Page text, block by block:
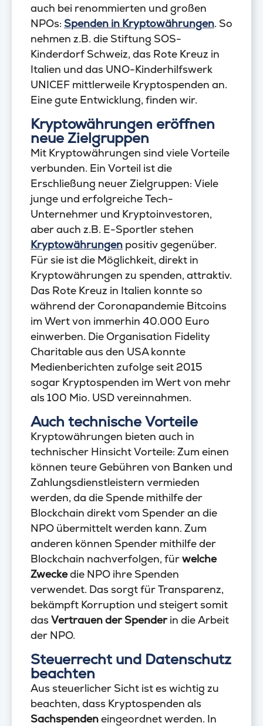
auch bei renommierten und großen
NPOs: Spenden in Kryptowährungen. So
nehmen z.B. die Stiftung SOS-
Kinderdorf Schweiz, das Rote Kreuz in
Italien und das UNO-Kinderhilfswerk
UNICEF mittlerweile Kryptospenden an.
Eine gute Entwicklung, finden wir.
Kryptowährungen eröffnen
neue Zielgruppen
Mit Kryptowährungen sind viele Vorteile
verbunden. Ein Vorteil ist die
Erschließung neuer Zielgruppen: Viele
junge und erfolgreiche Tech-
Unternehmer und Kryptoinvestoren,
aber auch z.B. E-Sportler stehen
Kryptowährungen positiv gegenüber.
Für sie ist die Möglichkeit, direkt in
Kryptowährungen zu spenden, attraktiv.
Das Rote Kreuz in Italien konnte so
während der Coronapandemie Bitcoins
im Wert von immerhin 40.000 Euro
einwerben. Die Organisation Fidelity
Charitable aus den USA konnte
Medienberichten zufolge seit 2015
sogar Kryptospenden im Wert von mehr
als 100 Mio. USD vereinnahmen.
Auch technische Vorteile
Kryptowährungen bieten auch in
technischer Hinsicht Vorteile: Zum einen
können teure Gebühren von Banken und
Zahlungsdienstleistern vermieden
werden, da die Spende mithilfe der
Blockchain direkt vom Spender an die
NPO übermittelt werden kann. Zum
anderen können Spender mithilfe der
Blockchain nachverfolgen, fürwelche
Zweckedie NPO ihre Spenden
verwendet. Das sorgt für Transparenz,
bekämpft Korruption und steigert somit
dasVertrauen der Spenderin die Arbeit
der NPO.
Steuerrecht und Datenschutz
beachten
Aus steuerlicher Sicht ist es wichtig zu
beachten, dass Kryptospenden als
Sachspendeneingeordnet werden. In